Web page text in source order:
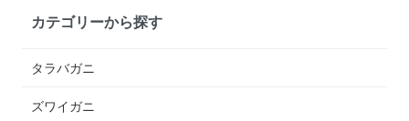
カテゴリーから探す
タラバガニ
ズワイガニ